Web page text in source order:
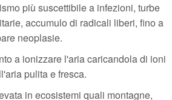
più suscettibile a infezioni, turbe
accumulo di radicali liberi, fino a
neoplasie.
a ionizzare l'aria caricandola di ioni
pulita e fresca.
in ecosistemi quali montagne,